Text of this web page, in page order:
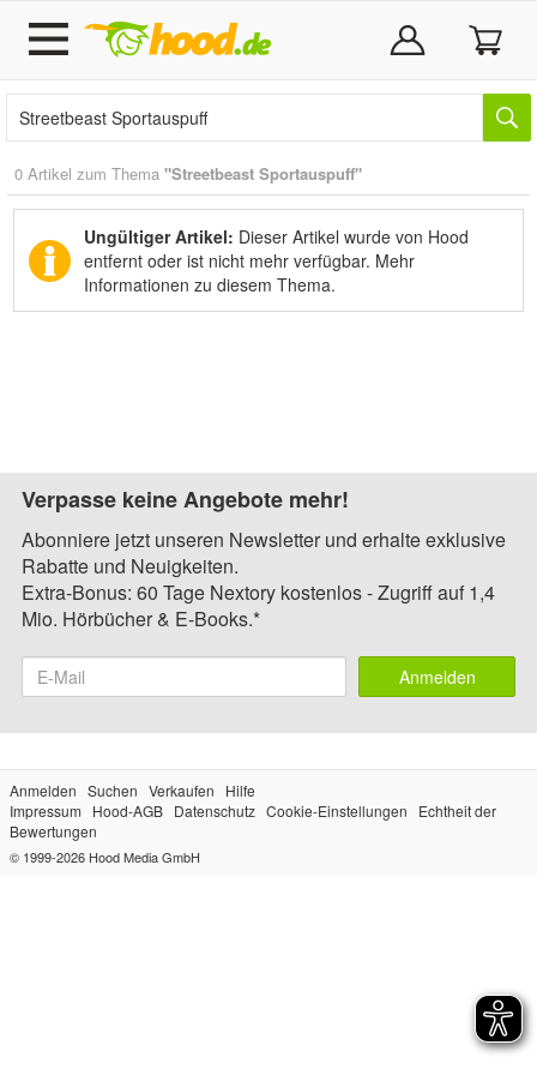
0 Artikel zum Thema "Streetbeast Sportauspuff"
Ungültiger Artikel: Dieser Artikel wurde von Hood
entfernt oder ist nicht mehr verfügbar. Mehr
Informationen zu diesem Thema.
Verpasse keine Angebote mehr!
Abonniere jetzt unseren Newsletter und erhalte exklusive
Rabatte und Neuigkeiten.
Extra-Bonus: 60 Tage Nextory kostenlos - Zugriff auf 1,4
Mio. Hörbücher & E-Books.*
Anmelden
Anmelden Suchen Verkaufen
Hilfe
Impressum
Hood-AGB Datenschutz Cookie-Einstellungen
Echtheit der
Bewertungen
© 1999-2026 Hood Media GmbH